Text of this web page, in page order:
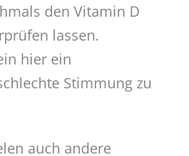
den Vitamin D
lassen.
hier ein
Stimmung zu
auch andere